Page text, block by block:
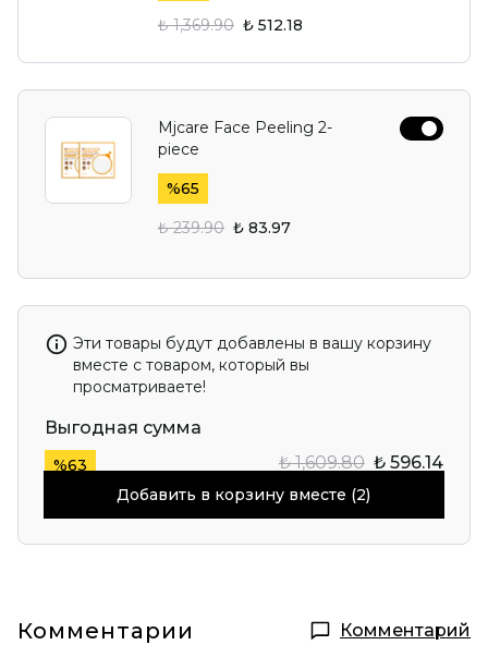
₺ 1,369.90 ₺ 512.18
Mjcare Face Peeling 2-
piece
%65
₺ 239.90 ₺ 83.97
Эти товары будут добавлены в вашу корзину
вместе с товаром, который вы
просматриваете!
Выгодная сумма
%63 ₺ 1,609.80 ₺ 596.14
Добавить в корзину вместе (2)
Комментарии Комментарий